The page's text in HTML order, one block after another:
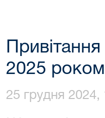
2025
25 грудня 2024,